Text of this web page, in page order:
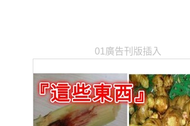
01廣告刊版插入